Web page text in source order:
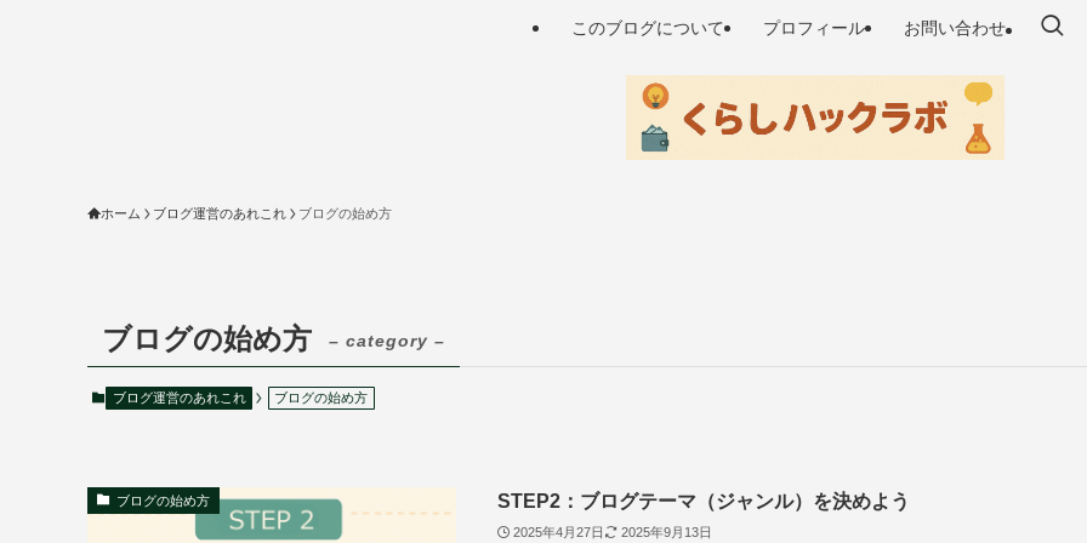
このブログについて プロフィール お問い合わせ
ホーム ブログ運営のあれこれ ブログの始め方
ブログの始め方 – category –
ブログ運営のあれこれ ブログの始め方
ブログの始め方 STEP2：ブログテーマ（ジャンル）を決めよう
2025年4月27日 2025年9月13日